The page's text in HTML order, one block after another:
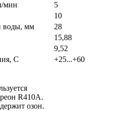
мин
5
10
воды, мм
28
15,88
9,52
С
+25...+60
R410A.
озон.